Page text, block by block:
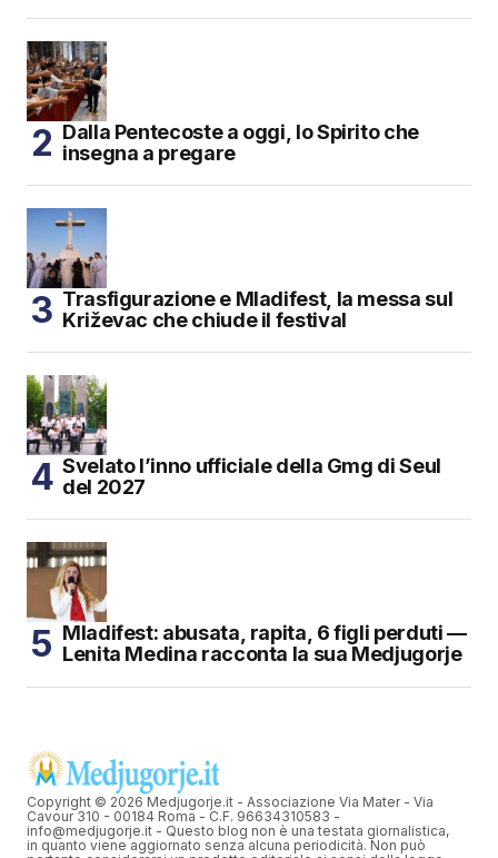
Dalla Pentecoste a oggi, lo Spirito che
insegna a pregare
Trasfigurazione e Mladifest, la messa sul
Križevac che chiude il festival
Svelato l’inno ufficiale della Gmg di Seul
del 2027
Mladifest: abusata, rapita, 6 figli perduti —
Lenita Medina racconta la sua Medjugorje
Copyright © 2026 Medjugorje.it - Associazione Via Mater - Via
Cavour 310 - 00184 Roma - C.F. 96634310583 -
info@medjugorje.it - Questo blog non è una testata giornalistica,
in quanto viene aggiornato senza alcuna periodicità. Non può